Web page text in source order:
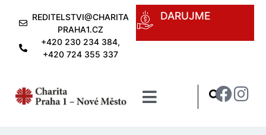
REDITELSTVI@CHARITA
PRAHA1.CZ
+420 230 234 384,
+420 724 355 337
DARUJME